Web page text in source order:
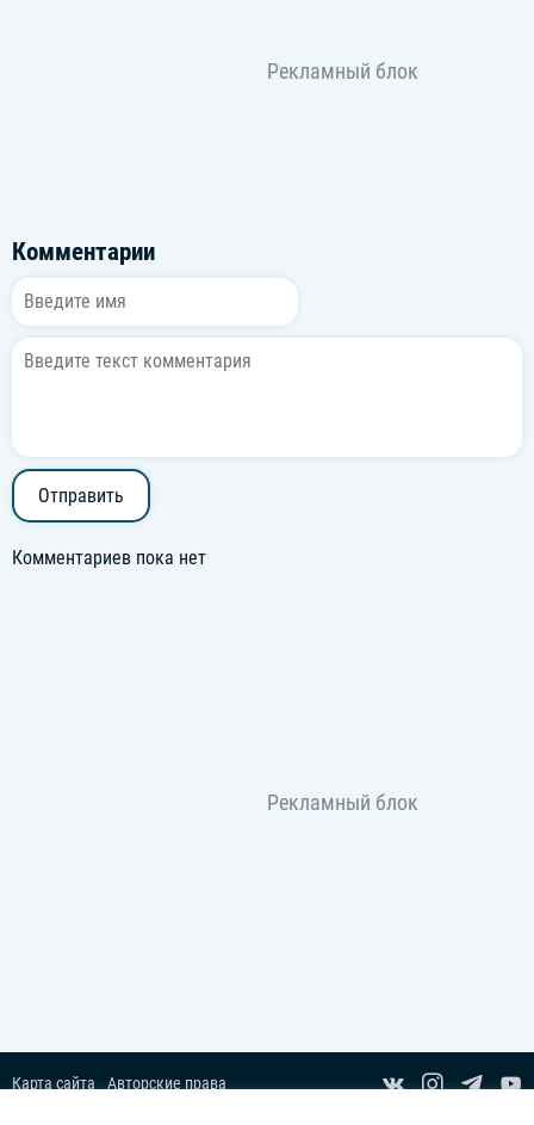
Комментарии
Отправить
Комментариев пока нет
Карта сайта
Авторские права